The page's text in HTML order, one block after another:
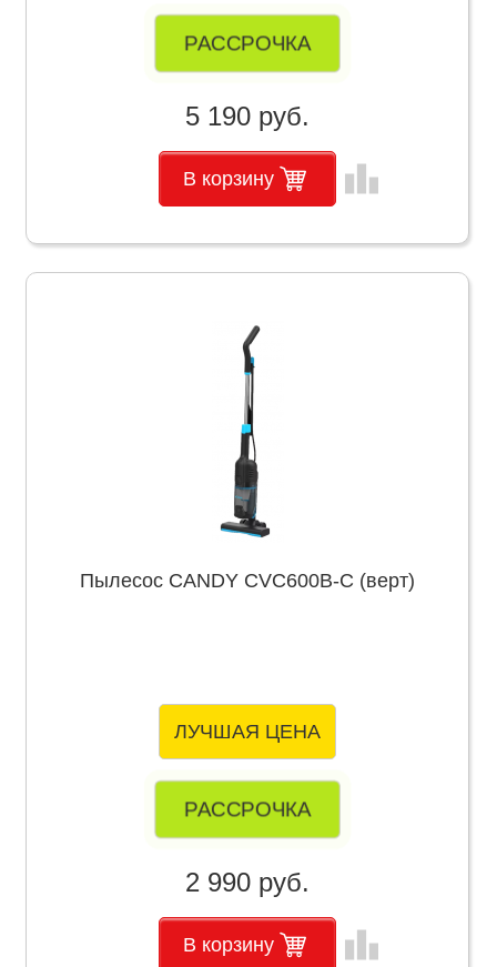
РАССРОЧКА
5 190 руб.
В корзину leaderboard
Пылесос CANDY CVC600B-C (верт)
ЛУЧШАЯ ЦЕНА
РАССРОЧКА
2 990 руб.
В корзину leaderboard